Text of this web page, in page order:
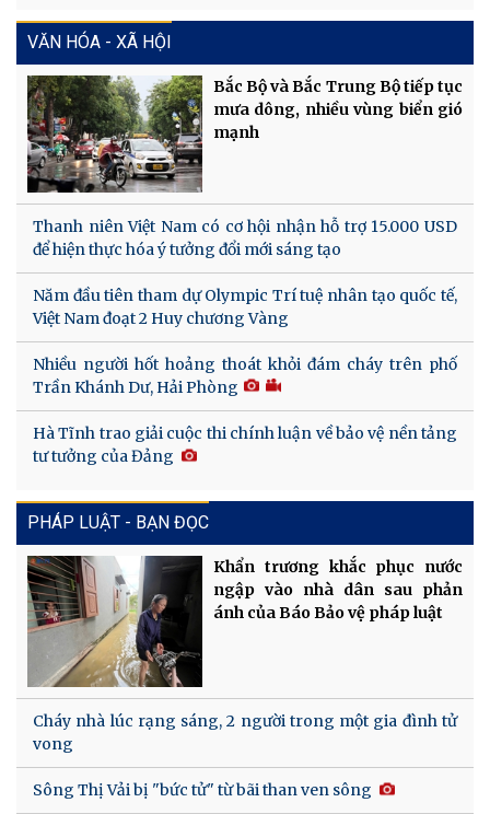
VĂN HÓA - XÃ HỘI
Bắc Bộ và Bắc Trung Bộ tiếp tục
mưa dông, nhiều vùng biển gió
mạnh
Thanh niên Việt Nam có cơ hội nhận hỗ trợ 15.000 USD
để hiện thực hóa ý tưởng đổi mới sáng tạo
Năm đầu tiên tham dự Olympic Trí tuệ nhân tạo quốc tế,
Việt Nam đoạt 2 Huy chương Vàng
Nhiều người hốt hoảng thoát khỏi đám cháy trên phố
Trần Khánh Dư, Hải Phòng
Hà Tĩnh trao giải cuộc thi chính luận về bảo vệ nền tảng
tư tưởng của Đảng
PHÁP LUẬT - BẠN ĐỌC
Khẩn trương khắc phục nước
ngập vào nhà dân sau phản
ánh của Báo Bảo vệ pháp luật
Cháy nhà lúc rạng sáng, 2 người trong một gia đình tử
vong
Sông Thị Vải bị "bức tử" từ bãi than ven sông